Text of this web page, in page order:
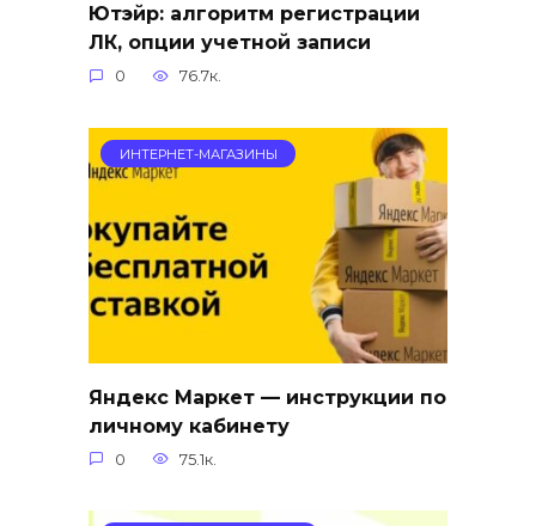
Ютэйр: алгоритм регистрации
ЛК, опции учетной записи
0 76.7к.
ИНТЕРНЕТ-МАГАЗИНЫ
Яндекс Маркет — инструкции по
личному кабинету
0 75.1к.